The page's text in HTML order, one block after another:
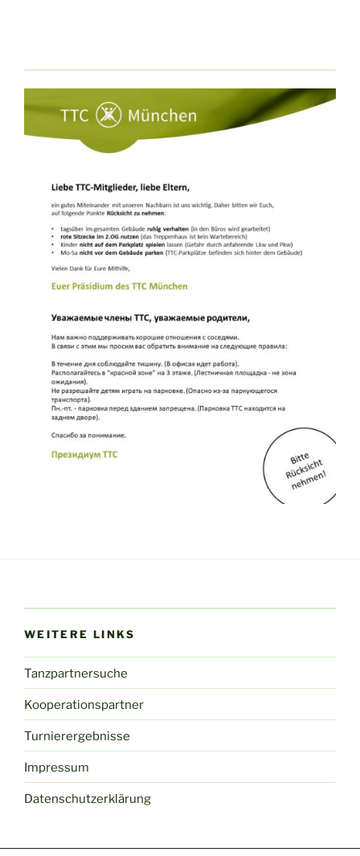
WEITERE LINKS
Tanzpartnersuche
Kooperationspartner
Turnierergebnisse
Impressum
Datenschutzerklärung